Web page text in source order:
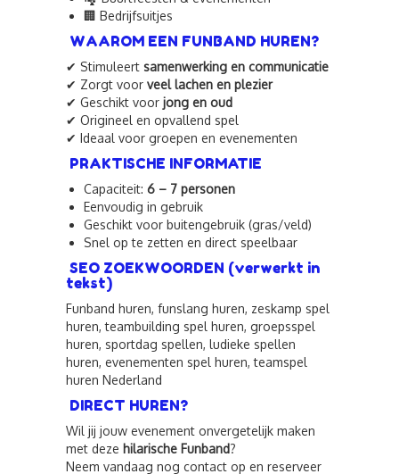
🏢 Bedrijfsuitjes
WAAROM EEN FUNBAND HUREN?
✔ Stimuleert samenwerking en communicatie
✔ Zorgt voor veel lachen en plezier
✔ Geschikt voor jong en oud
✔ Origineel en opvallend spel
✔ Ideaal voor groepen en evenementen
PRAKTISCHE INFORMATIE
Capaciteit: 6 – 7 personen
Eenvoudig in gebruik
Geschikt voor buitengebruik (gras/veld)
Snel op te zetten en direct speelbaar
SEO ZOEKWOORDEN (verwerkt in
tekst)
Funband huren, funslang huren, zeskamp spel
huren, teambuilding spel huren, groepsspel
huren, sportdag spellen, ludieke spellen
huren, evenementen spel huren, teamspel
huren Nederland
DIRECT HUREN?
Wil jij jouw evenement onvergetelijk maken
met deze hilarische Funband?
Neem vandaag nog contact op en reserveer